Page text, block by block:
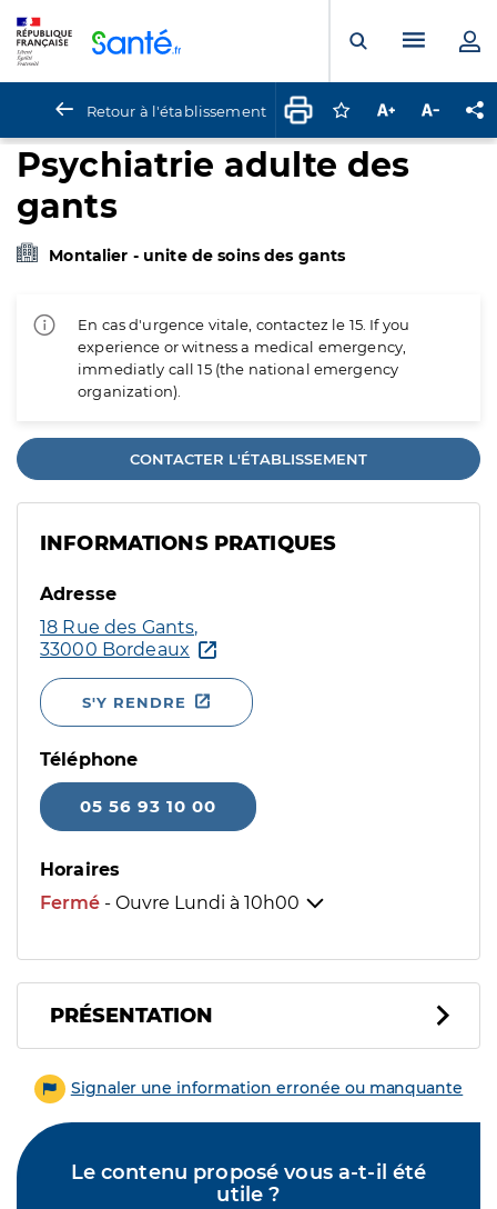
Ouvrir laMenu
Retour à l'établissement Connectez-vous
Augmenter la
Psychiatrie adulte des
gants
Montalier - unite de soins des gants
En cas d'urgence vitale, contactez le 15. If you
experience or witness a medical emergency,
immediatly call 15 (the national emergency
organization).
CONTACTER L'ÉTABLISSEMENT
INFORMATIONS PRATIQUES
Adresse
18 Rue des Gants,
33000 Bordeaux
S'Y RENDRE
Téléphone
05 56 93 10 00
Horaires
Fermé - Ouvre Lundi à 10h00
PRÉSENTATION
Signaler une information erronée ou manquante
Le contenu proposé vous a-t-il été
utile ?